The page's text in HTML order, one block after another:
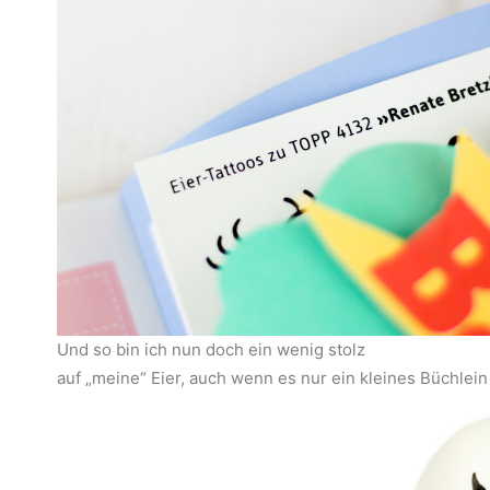
Und so bin ich nun doch ein wenig stolz
auf „meine“ Eier, auch wenn es nur ein kleines